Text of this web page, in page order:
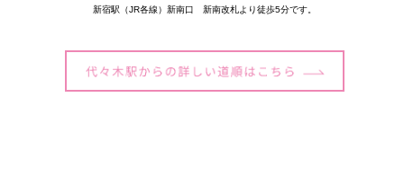
新宿駅（JR各線）新南口 新南改札より徒歩5分です。